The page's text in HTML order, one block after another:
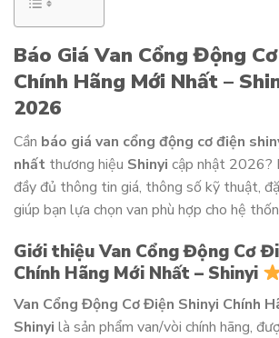
Báo Giá Van Cổng Động
Chính Hãng Mới Nhất –
2026
Cần báo giá van cổng động cơ điện
nhất thương hiệu Shinyi cập nhật 2026?
đầy đủ thông tin giá, thông số kỹ thuật,
giúp bạn lựa chọn van phù hợp cho hệ
Giới thiệu Van Cổng Động Cơ
Chính Hãng Mới Nhất – Shinyi
Van Cổng Động Cơ Điện Shinyi Chính
Shinyi là sản phẩm van/vòi chính hãng,